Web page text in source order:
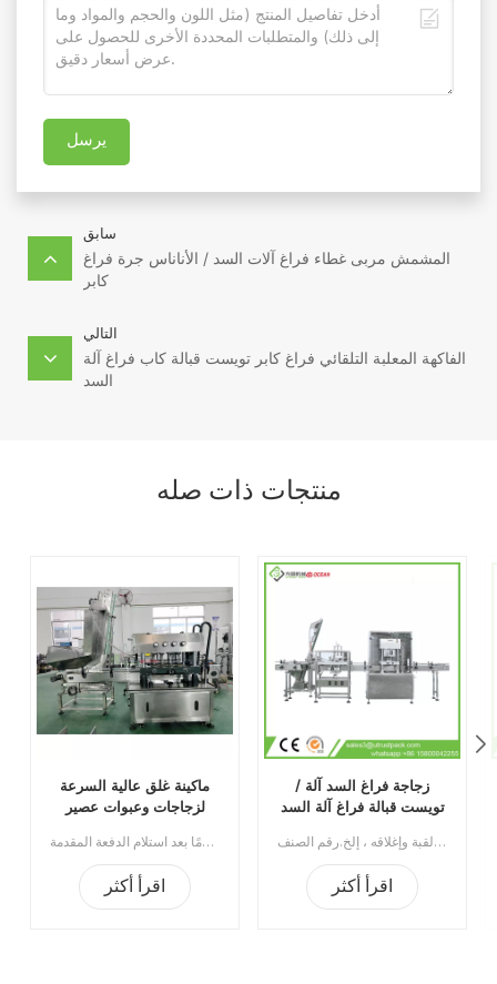
يرسل
سابق
المشمش مربى غطاء فراغ آلات السد / الأناناس جرة فراغ
كابر
التالي
الفاكهة المعلبة التلقائي فراغ كابر تويست قبالة كاب فراغ آلة
السد
منتجات ذات صله
ماكينة غلق عالية السرعة
لزجاجات وعبوات عصير
أربع مجموعات من عجلات فك أغطية الزجاجات، عالية السرعة، لفك أغطية زجاجات الرذاذ/ زجاجات العصير باللفالحد الأدنى للطلب: 1طريقة الدفع: تحويل مصرفيميناء الشحن: قوانغتشوالمنطقة الأصلية: الصينمدة التسليم: 15 يومًا بعد استلام الدفعة المقدمة
اقرأ أكثر
زجاجة فراغ السد آلة /
تويست قبالة فراغ آلة السد
آلة تعبئة الزجاجات بالفراغ / آلة السد بالفراغ القابلة للتلف قابلة للتطبيق على الغطاء الملتوي ، غطاء العروة ، غطاء اللولب ، غطاء الخيط المستمر ، الغطاء المضلع ، غطاء القبة وإغلاقه ، إلخ.رقم الصنف:UT0AXG8الحد الأدنى للطلب:1قسط:TTميناء الشحن:قوانغتشوالمنطقة الأصلية:قوانغتشو، الصينمهلة:30 يوما بعد تلقي الودائع
اقرأ أكثر